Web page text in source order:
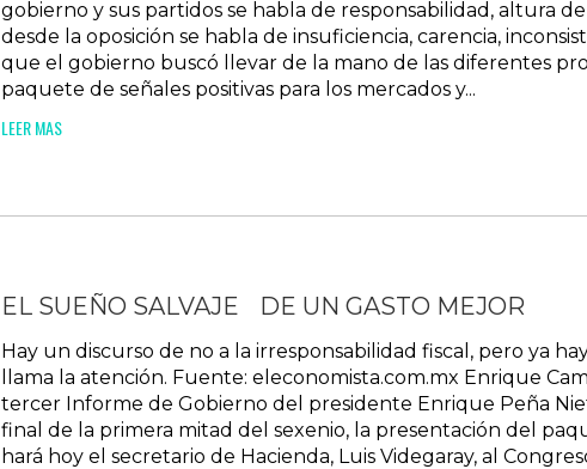
gobierno y sus partidos se habla de responsabilidad, altura de
desde la oposición se habla de insuficiencia, carencia,
que el gobierno buscó llevar de la mano de las diferentes
paquete de señales positivas para los mercados y...
LEER MAS
EL SUEÑO SALVAJE DE UN GASTO MEJOR
Hay un discurso de no a la irresponsabilidad fiscal, pero ya
llama la atención. Fuente: eleconomista.com.mx Enrique
tercer Informe de Gobierno del presidente Enrique Peña
final de la primera mitad del sexenio, la presentación del
hará hoy el secretario de Hacienda, Luis Videgaray, al